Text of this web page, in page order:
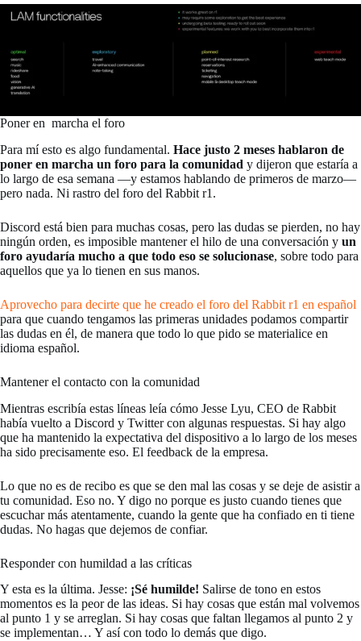
Poner en marcha el foro
Para mí esto es algo fundamental. Hace justo 2 meses hablaron de
poner en marcha un foro para la comunidad y dijeron que estaría a
lo largo de esa semana —y estamos hablando de primeros de marzo—
pero nada. Ni rastro del foro del Rabbit r1.
Discord está bien para muchas cosas, pero las dudas se pierden, no hay
ningún orden, es imposible mantener el hilo de una conversación y un
foro ayudaría mucho a que todo eso se solucionase, sobre todo para
aquellos que ya lo tienen en sus manos.
Aprovecho para decirte que he creado el foro del Rabbit r1 en español
para que cuando tengamos las primeras unidades podamos compartir
las dudas en él, de manera que todo lo que pido se materialice en
idioma español.
Mantener el contacto con la comunidad
Mientras escribía estas líneas leía cómo Jesse Lyu, CEO de Rabbit
había vuelto a Discord y Twitter con algunas respuestas. Si hay algo
que ha mantenido la expectativa del dispositivo a lo largo de los meses
ha sido precisamente eso. El feedback de la empresa.
Lo que no es de recibo es que se den mal las cosas y se deje de asistir a
tu comunidad. Eso no. Y digo no porque es justo cuando tienes que
escuchar más atentamente, cuando la gente que ha confiado en ti tiene
dudas. No hagas que dejemos de confiar.
Responder con humildad a las críticas
Y esta es la última. Jesse: ¡Sé humilde! Salirse de tono en estos
momentos es la peor de las ideas. Si hay cosas que están mal volvemos
al punto 1 y se arreglan. Si hay cosas que faltan llegamos al punto 2 y
se implementan… Y así con todo lo demás que digo.